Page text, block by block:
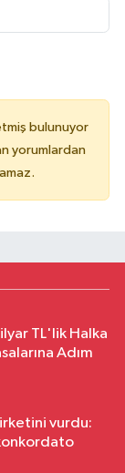
bulunuyor
yorumlardan
TL'lik Halka
Adım
vurdu: